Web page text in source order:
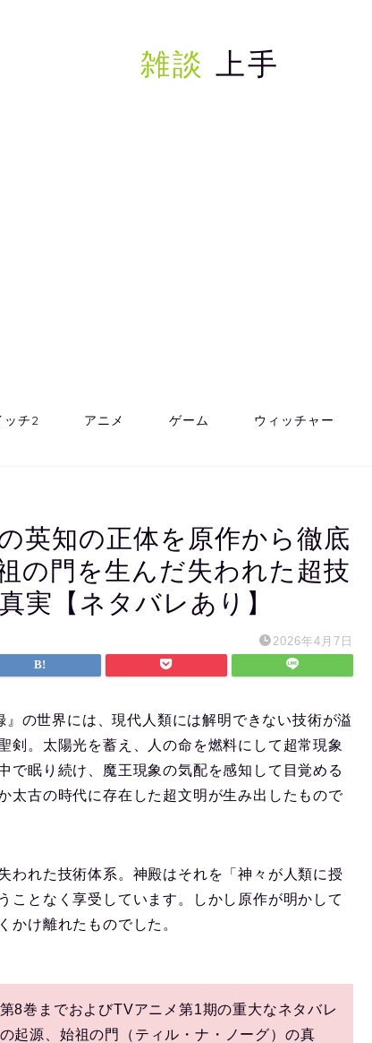
雑談 上手
ッチ2 アニメ ゲーム ウィッチャー
英知の正体を原作から徹底
の門を生んだ失われた超技
実【ネタバレあり】
2026年4月7日
の世界には、現代人類には解明できない技術が溢
剣。太陽光を蓄え、人の命を燃料にして超常現象
で眠り続け、魔王現象の気配を感知して目覚める
古の時代に存在した超文明が生み出したもので
われた技術体系。神殿はそれを「神々が人類に授
ことなく享受しています。しかし原作が明かして
かけ離れたものでした。
8巻までおよびTVアニメ第1期の重大なネタバレ
起源、始祖の門（ティル・ナ・ノーグ）の真